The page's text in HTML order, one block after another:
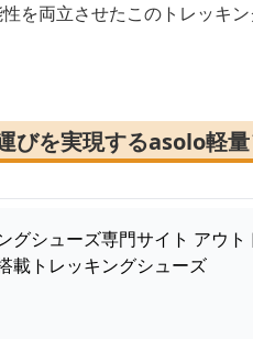
を両立させたこのトレッキ
びを実現するasolo軽